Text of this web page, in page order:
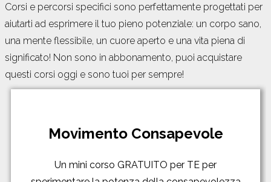
Corsi e percorsi specifici sono perfettamente progettati per
aiutarti ad esprimere il tuo pieno potenziale: un corpo sano,
una mente flessibile, un cuore aperto e una vita piena di
significato! Non sono in abbonamento, puoi acquistare
questi corsi oggi e sono tuoi per sempre!
Movimento Consapevole
Un mini corso GRATUITO per TE per